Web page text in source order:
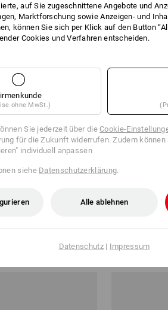
e.s. Tegmen IV
S1
ab 71,28 €
(m. MwSt.) ab
auf Sie zugeschnittene Angebote und
Marktforschung sowie Anzeigen- und
können Sie sich per Klick auf den Button
Cookies und Verfahren entscheiden.
ohne MwSt.)
Sie jederzeit über dieCookie-
für die Zukunft widerrufen. Zudem können
individuell anpassen
siehe Datenschutzerklärung.
Alle ablehnen
Datenschutz| Impressum